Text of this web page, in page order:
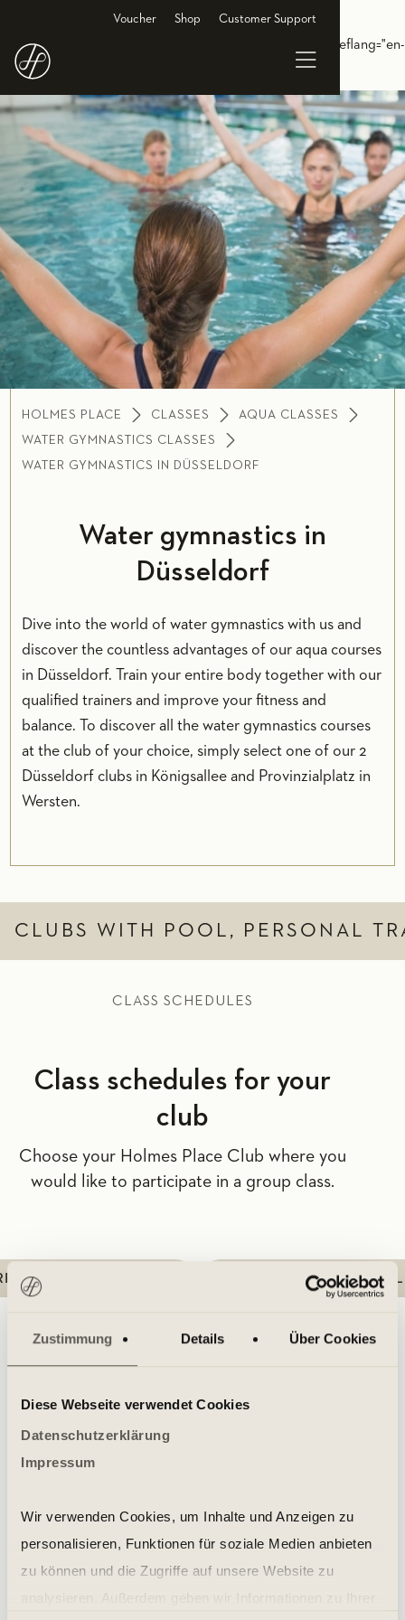
Zustimmung Details Über Cookies
Diese Webseite verwendet Cookies
Datenschutzerklärung
Impressum
Wir verwenden Cookies, um Inhalte und Anzeigen zu
personalisieren, Funktionen für soziale Medien anbieten
zu können und die Zugriffe auf unsere Website zu
analysieren. Außerdem geben wir Informationen zu Ihrer
href="https://www.holmesplace.de/gruppenkurse-
cl/wassergymnastik-dusseldorf"/> <link rel="alternate" hreflang="en-
DE" href="https://en.holmesplace.de/groupclasses-
cl/wassergymnastics-dusseldorf"/>
Voucher Shop Customer Support
HOLMES PLACE CLASSES
AQUA CLASSES
WATER GYMNASTICS CLASSES
WATER GYMNASTICS IN DÜSSELDORF
Water gymnastics in
Düsseldorf
Dive into the world of water gymnastics with us and
discover the countless advantages of our aqua courses
in Düsseldorf. Train your entire body together with our
qualified trainers and improve your fitness and
balance. To discover all the water gymnastics courses
at the club of your choice, simply select one of our 2
Düsseldorf clubs in Königsallee and Provinzialplatz in
Wersten.
CLUBS WITH POOL, PERSONAL
CLASS SCHEDULES
Class schedules for your
club
Choose your Holmes Place Club where you
would like to participate in a group class.
PROVINZIALPLATZ DÜSSELDORF
GROUP CLASSES AT HOLMES PLACE
More classes for you